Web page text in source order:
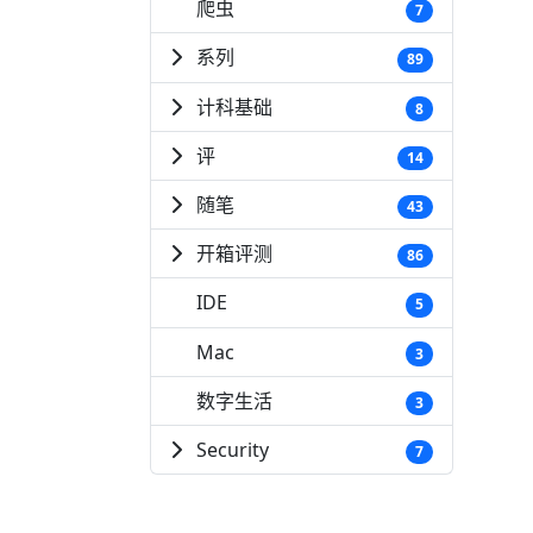
爬虫 7
系列 89
计科基础 8
评 14
随笔 43
开箱评测 86
IDE 5
Mac 3
数字生活 3
Security 7